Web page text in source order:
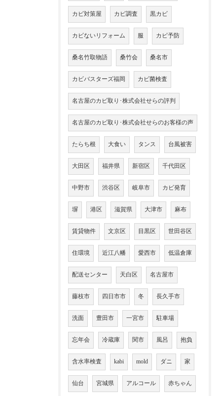
カビ対策屋 カビ調査 黒カビ
カビないリフォーム 服 カビ予防
桑名竹取物語 桑竹会 桑名市
カビバスターズ福岡 カビ菌検査
名古屋のカビ取り･株式会社せらの評判
名古屋のカビ取り･株式会社せらのお客様の声
たらち根 大食い タンス 台風被害
大田区 福井県 新宿区 千代田区
中野市 渋谷区 岐阜市 カビ発育
塀 港区 滋賀県 大津市 麻布
賃貸物件 文京区 目黒区 世田谷区
住環境 近江八幡 愛西市 低温倉庫
配送センター 天白区 名古屋市
藤枝市 四日市市 冬 長久手市
洗面 豊田市 一宮市 駐車場
忘年会 冷蔵庫 関市 風呂 抱負
含水率検査 kabi mold ダニ 家
仙台 宮城県 アルコール 赤ちゃん